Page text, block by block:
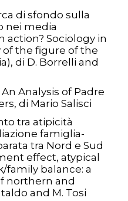
di sfondo sulla
nei media
action? Sociology in
of the figure of the
di D. Borrelli and
Analysis of Padre
di Mario Salisci
tra atipicità
famiglia-
tra Nord e Sud
effect, atypical
balance: a
northern and
and M. Tosi